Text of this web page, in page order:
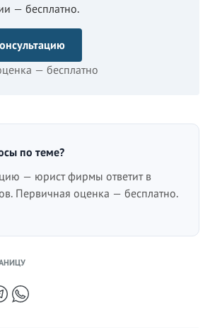
— бесплатно.
— бесплатно
по теме?
— юрист фирмы ответит в
Первичная оценка — бесплатно.